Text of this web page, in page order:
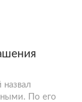
По его